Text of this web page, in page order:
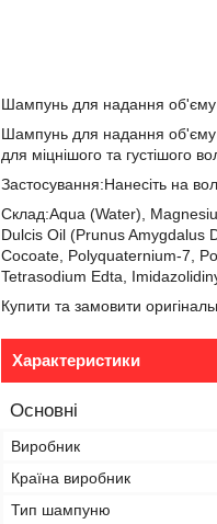
Шампунь для надання
Шампунь для надання об'єму
для міцнішого та густішого
Застосування:Нанесіть на
Склад:Aqua (Water),
Dulcis Oil (Prunus Amygdalus
Cocoate, Polyquaternium-7,
Tetrasodium Edta,
Купити та замовити
Характеристики
Основні
Виробник
Країна виробник
Тип шампуню